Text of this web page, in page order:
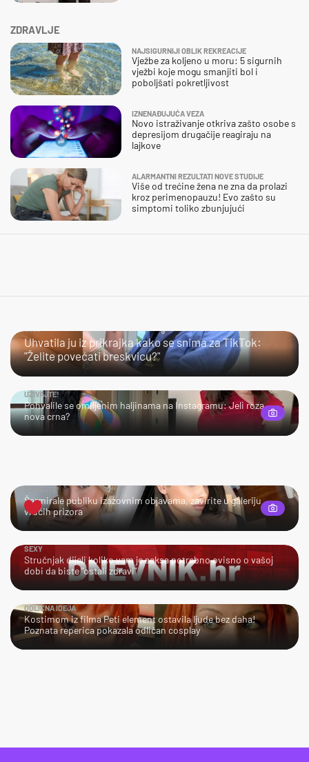
ZDRAVLJE
NAJSIGURNIJI OBLIK REKREACIJE
Vježbe za koljeno u moru: 5 sigurnih
vježbi koje mogu smanjiti bol i
poboljšati pokretljivost
IZNENAĐUJUĆA VEZA
Novo istraživanje otkriva zašto osobe s
depresijom drugačije reagiraju na
lajkove
ALARMANTNI REZULTATI NOVE STUDIJE
Više od trećine žena ne zna da prolazi
kroz perimenopauzu! Evo zašto su
simptomi toliko zbunjujući
Uhvatila ju iz prikrajka kako se snima za TikTok:
"Želite povećati breskvicu?"
UŽIVAJTE!
Pohvalile se omiljenim haljinama na Instagramu: Jeli roza
nova crna?
UŽIVAJTE!
Šarmirale publiku izazovnim objavama, zavirite u galeriju
vrućih prizora
SEXY
Stručnjak dijeli koliko vam je seksa potrebno ovisno o vašoj
dobi da biste "ostali zdravi"
ODLIČNA IDEJA
Kostimom iz filma Peti element ostavila ljude bez daha!
Poznata reperica pokazala odličan cosplay